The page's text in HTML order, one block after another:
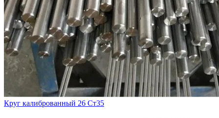
Круг калиброванный 26 Ст35